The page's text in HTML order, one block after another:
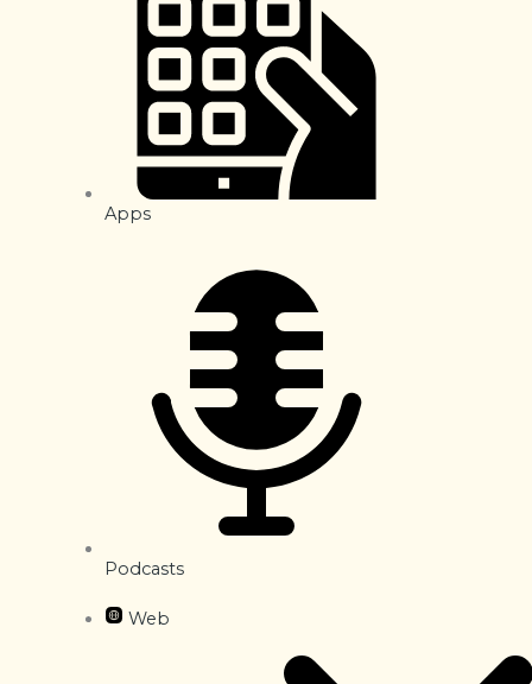
Apps
Podcasts
Web